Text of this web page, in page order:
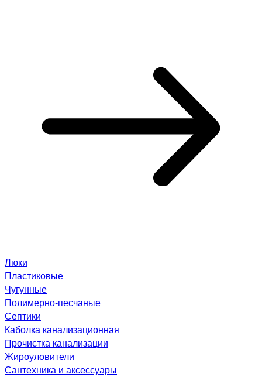
Люки
Пластиковые
Чугунные
Полимерно-песчаные
Септики
Каболка канализационная
Прочистка канализации
Жироуловители
Сантехника и аксессуары